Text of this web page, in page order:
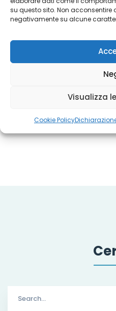
su questo sito. Non acconsentire
negativamente su alcune
Visualizza
Cookie Policy
for: